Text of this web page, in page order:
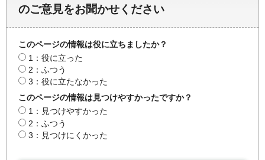
のご意見をお聞かせください
このページの情報は役に立ちましたか？
1：役に立った
2：ふつう
3：役に立たなかった
このページの情報は見つけやすかったですか？
1：見つけやすかった
2：ふつう
3：見つけにくかった